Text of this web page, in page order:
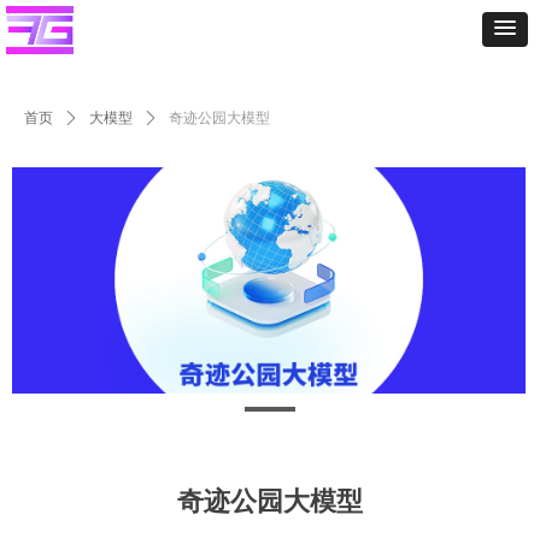
首页 ꄲ 大模型 ꄲ 奇迹公园大模型
奇迹公园大模型